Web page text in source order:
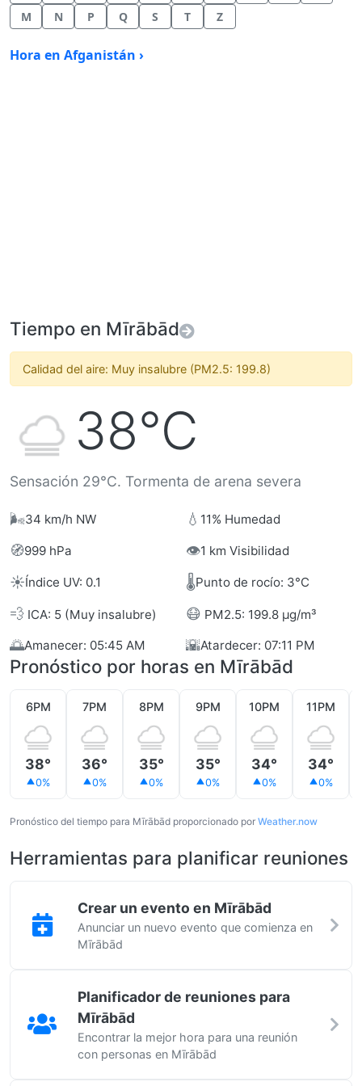
M
N P Q S T Z
Hora en Afganistán ›
Tiempo en Mīrābād
Calidad del aire: Muy insalubre (PM2.5: 199.8)
38°C
Sensación 29°C. Tormenta de arena severa
🌬️34 km/h NW 💧 11% Humedad
🧭999 hPa 👁️1 km Visibilidad
☀️Índice UV: 0.1 🌡️Punto de rocío: 3°C
💨 ICA: 5 (Muy insalubre) 😷 PM2.5: 199.8 µg/m³
🌅Amanecer: 05:45 AM 🌇Atardecer: 07:11 PM
Pronóstico por horas en Mīrābād
6PM
38°
0%
7PM
36°
0%
8PM
35°
0%
9PM
35°
0%
10PM
34°
0%
11PM
34°
0%
Pronóstico del tiempo para Mīrābād proporcionado por Weather.now
Herramientas para planificar reuniones
Crear un evento en Mīrābād
Anunciar un nuevo evento que comienza en
Mīrābād
Planificador de reuniones para
Mīrābād
Encontrar la mejor hora para una reunión
con personas en Mīrābād